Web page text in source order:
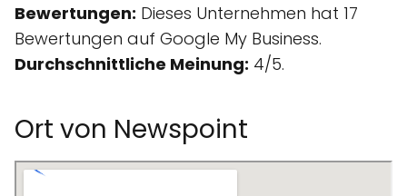
Bewertungen: Dieses Unternehmen hat 17
Bewertungen auf Google My Business.
Durchschnittliche Meinung: 4/5.
Ort von Newspoint